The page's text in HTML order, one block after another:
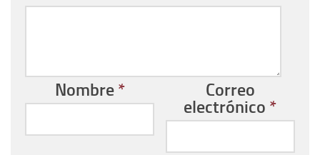
Nombre *
Correo
electrónico *